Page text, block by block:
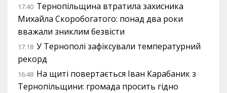
17:40 Тернопільщина втратила захисника
Михайла Скоробогатого: понад два роки
вважали зниклим безвісти
17:18 У Тернополі зафіксували температурний
рекорд
16:48 На щиті повертається Іван Карабаник з
Тернопільщини: громада просить гідно